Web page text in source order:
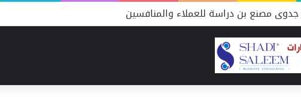
مصنع بن دراسة للعملاء والمنافسين